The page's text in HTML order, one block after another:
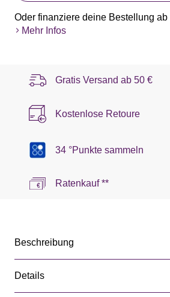
Oder finanziere deine Bestellung ab
Mehr Infos
Gratis Versand ab 50 €
Kostenlose Retoure
34 °Punkte sammeln
Ratenkauf **
Beschreibung
Details